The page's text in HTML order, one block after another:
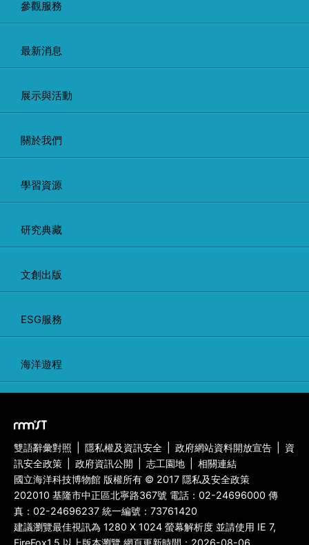
參觀服務
最新消息
展示與活動
關於我們
學習資源
研究典藏
文創出版
ESG服務
海洋遊程
雙語辭彙對照 隱私權及資訊安全 政府網站資料開放宣告
資
訊安全政策
政府資訊公開 志工園地
相關連結
國立海洋科技博物館 版權所有 © 2017 隱私及安全政策
202010 基隆市中正區北寧路367號 電話： 02-24696000 傳
真： 02-24696237 統一編號：73761420
建議瀏覽最佳視訊為 1280 X 1024 螢幕解析度 並請使用 IE 7,
FireFox1.5 以上版本瀏覽 網頁更新時間：2026-08-06